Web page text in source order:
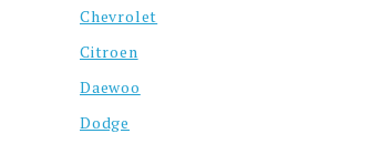
Chevrolet
Citroen
Daewoo
Dodge